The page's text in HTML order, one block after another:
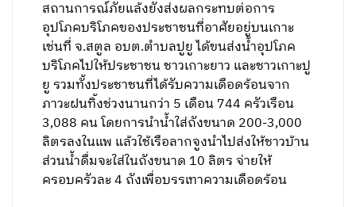
สถานการณ์ภัยแล้งยังส่งผลกระทบต่อการ
อุปโภคบริโภคของประชาชนที่อาศัยอยู่บนเกาะ
เช่นที่ จ.สตูล อบต.ตำบลปูยู ได้ขนส่งน้ำอุปโภค
บริโภคไปให้ประชาชน ชาวเกาะยาว และชาวเกาะปู
ยู รวมทั้งประชาชนที่ได้รับความเดือดร้อนจาก
ภาวะฝนทิ้งช่วงนานกว่า 5 เดือน 744 ครัวเรือน
3,088 คน โดยการนำน้ำใส่ถังขนาด 200-3,000
ลิตรลงในแพ แล้วใช้เรือลากจูงนำไปส่งให้ชาวบ้าน
ส่วนน้ำดื่มจะใส่ในถังขนาด 10 ลิตร จ่ายให้
ครอบครัวละ 4 ถังเพื่อบรรเทาความเดือดร้อน